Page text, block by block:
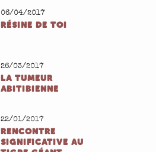
06/04/2017
RÉSINE DE TOI
26/03/2017
LA TUMEUR
ABITIBIENNE
22/01/2017
RENCONTRE
SIGNIFICATIVE AU